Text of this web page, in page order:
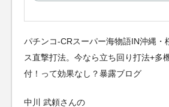
パチンコ-CRスーパー海物語IN沖縄・
ス直撃打法。今なら立ち回り打法+多
付！って効果なし？暴露ブログ
中川 武頼さんの